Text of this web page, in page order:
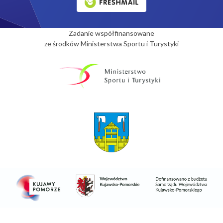
Zadanie współfinansowane
ze środków Ministerstwa Sportu i Turystyki